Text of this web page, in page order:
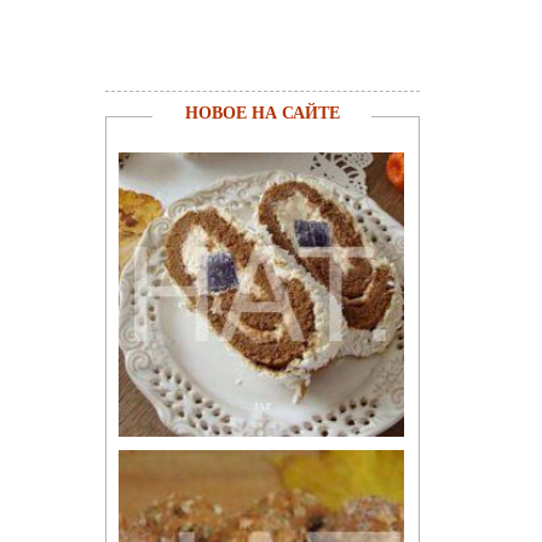
НОВОЕ НА САЙТЕ